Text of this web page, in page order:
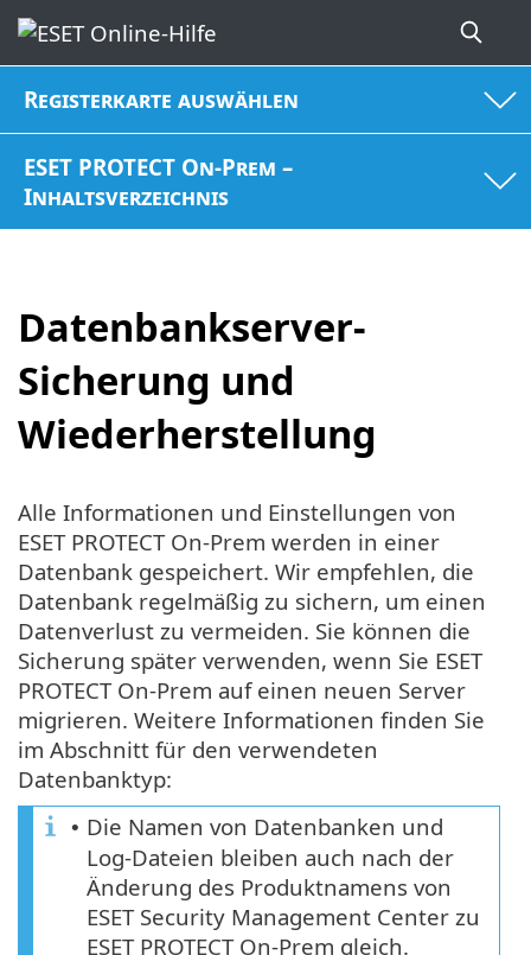
Registerkarte auswählen
ESET PROTECT On-Prem –
Inhaltsverzeichnis
Datenbankserver-
Sicherung und
Wiederherstellung
Alle Informationen und Einstellungen von
ESET PROTECT On-Prem werden in einer
Datenbank gespeichert. Wir empfehlen, die
Datenbank regelmäßig zu sichern, um einen
Datenverlust zu vermeiden. Sie können die
Sicherung später verwenden, wenn Sie ESET
PROTECT On-Prem auf einen neuen Server
migrieren. Weitere Informationen finden Sie
im Abschnitt für den verwendeten
Datenbanktyp:
• Die Namen von Datenbanken und
Log-Dateien bleiben auch nach der
Änderung des Produktnamens von
ESET Security Management Center zu
ESET PROTECT On-Prem gleich.